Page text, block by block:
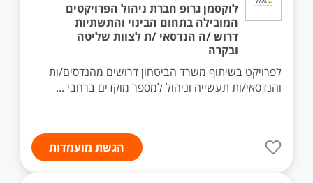
לוקסמן גרופ חברת ניהול הפרויקטים
המובילה בתחום הבינוי והתשתיות
דרוש /ה הנדסאי /ת לצוות שליטה
ובקרה
לפרויקט בשיתוף משרד הביטחון דרושים מהנדסים/ות
והנדסאי/ות תעשייה וניהול למספר מוקדים ברחבי ...
הגשת מועמדות